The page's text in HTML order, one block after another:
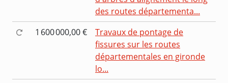
des routes départementa...
1 600 000,00 €
Travaux de pontage de
fissures sur les routes
départementales en gironde
lo...